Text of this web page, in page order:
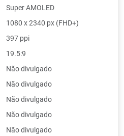
Super AMOLED
1080 x 2340 px (FHD+)
397 ppi
19.5:9
Não divulgado
Não divulgado
Não divulgado
Não divulgado
Não divulgado